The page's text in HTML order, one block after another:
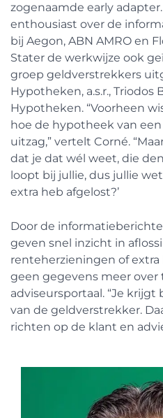
zogenaamde early
enthousiast over de
bij Aegon, ABN AMRO en
Stater de werkwijze ook
groep geldverstrekkers
Hypotheken, a.s.r., Triodos
Hypotheken. “Voorheen
hoe de hypotheek van
uitzag,” vertelt Corné.
dat je dat wél weet, die
loopt bij jullie, dus jullie
extra heb afgelost?’
Door de
geven snel inzicht in
renteherzieningen of
geen gegevens meer
adviseursportaal. “Je
van de geldverstrekker.
richten op de klant en